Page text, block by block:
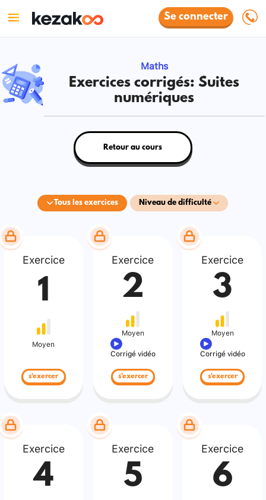
Se connecter
Maths
Exercices corrigés: Suites
numériques
Tous les exercices Niveau de difficulté
Retour au cours
Exercice
1
Moyen
s'exercer
Exercice
2
Moyen
Corrigé vidéo
s'exercer
Exercice
3
Moyen
Corrigé vidéo
s'exercer
Exercice
4
Exercice
5
Exercice
6